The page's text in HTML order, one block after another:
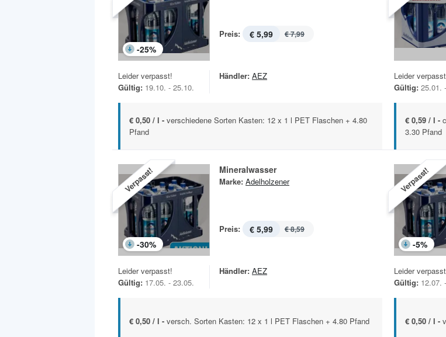
-25%
Preis: € 5,99 € 7,99
Leider verpasst!
Gültig: 19.10. - 25.10.
Händler: AEZ
€ 0,50 / l - verschiedene Sorten Kasten: 12 x 1 l PET Flaschen + 4.80
Pfand
Leider
Gültig: 25.01.
€ 0,59 / l -
3.30 Pfand
Verpasst!
-30%
Mineralwasser
Marke: Adelholzener
Preis: € 5,99 € 8,59
Leider verpasst!
Gültig: 17.05. - 23.05.
Händler: AEZ
€ 0,50 / l - versch. Sorten Kasten: 12 x 1 l PET Flaschen + 4.80 Pfand
Verpasst!
-5%
Leider
Gültig: 12.07.
€ 0,50 / l -